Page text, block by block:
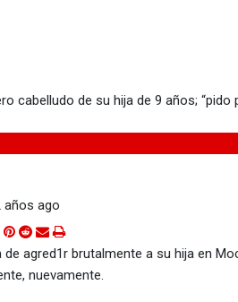
años ago
Tumblr
Pinterest
RedditShare
via
Email
Print
agred1r brutalmente a su hija en
nuevamente.